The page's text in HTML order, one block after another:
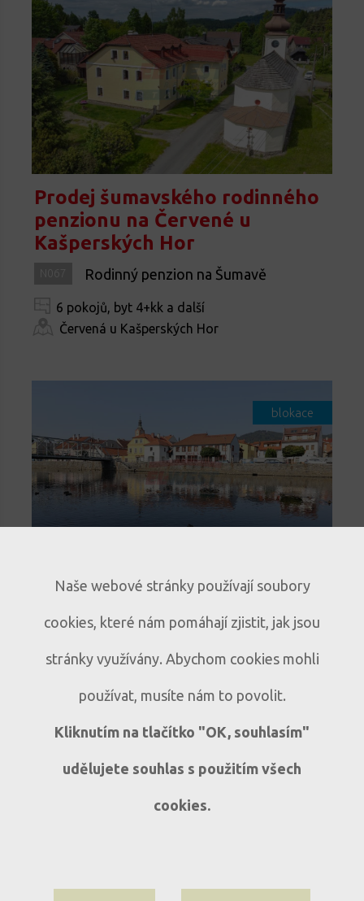
Prodej šumavského rodinného
penzionu na Červené u
Kašperských Hor
Rodinný penzion na Šumavě
6 pokojů, byt 4+kk a další
Červená u Kašperských Hor
blokace
OBCHODNÍ BUDOVY S BYTY V
CENTRU SUŠICE - ŠUMAVA
Naše webové stránky používají soubory
cookies, které nám pomáhají zjistit, jak jsou
stránky využívány. Abychom cookies mohli
používat, musíte nám to povolit.
Kliknutím na tlačítko "OK, souhlasím"
udělujete souhlas s použitím všech
cookies.